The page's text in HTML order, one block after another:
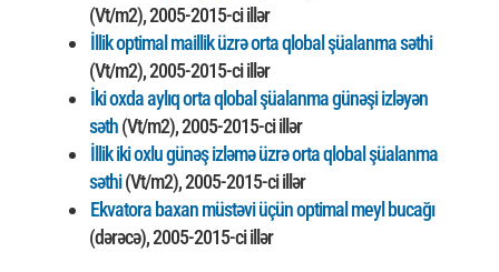
(Vt/m2), 2005-2015-ci illər
İllik optimal maillik üzrə orta qlobal şüalanma səthi
(Vt/m2), 2005-2015-ci illər
İki oxda aylıq orta qlobal şüalanma günəşi izləyən
səth(Vt/m2), 2005-2015-ci illər
İllik iki oxlu günəş izləmə üzrə orta qlobal şüalanma
səthi(Vt/m2), 2005-2015-ci illər
Ekvatora baxan müstəvi üçün optimal meyl bucağı
(dərəcə), 2005-2015-ci illər